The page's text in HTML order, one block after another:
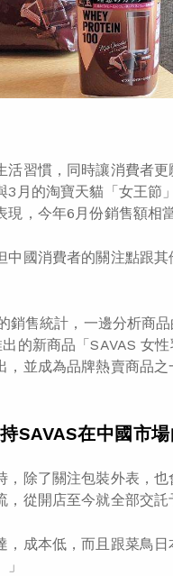
活習慣，同時讓消費者
3月的淘寶天貓「女王節
，今年6月份銷售額相
中國消費者的關注點跟
銷售統計，一邊分析商
的新商品「SAVAS 女
並成為品牌熱賣商品之
SAVAS在中國市
，除了關注包裝外表，
從開店至今就全部交託
，成本低，而且跟菜鳥